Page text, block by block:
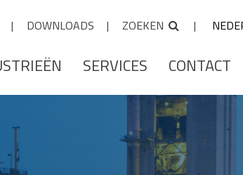
DOWNLOADS ZOEKEN
SERVICES CONTACT